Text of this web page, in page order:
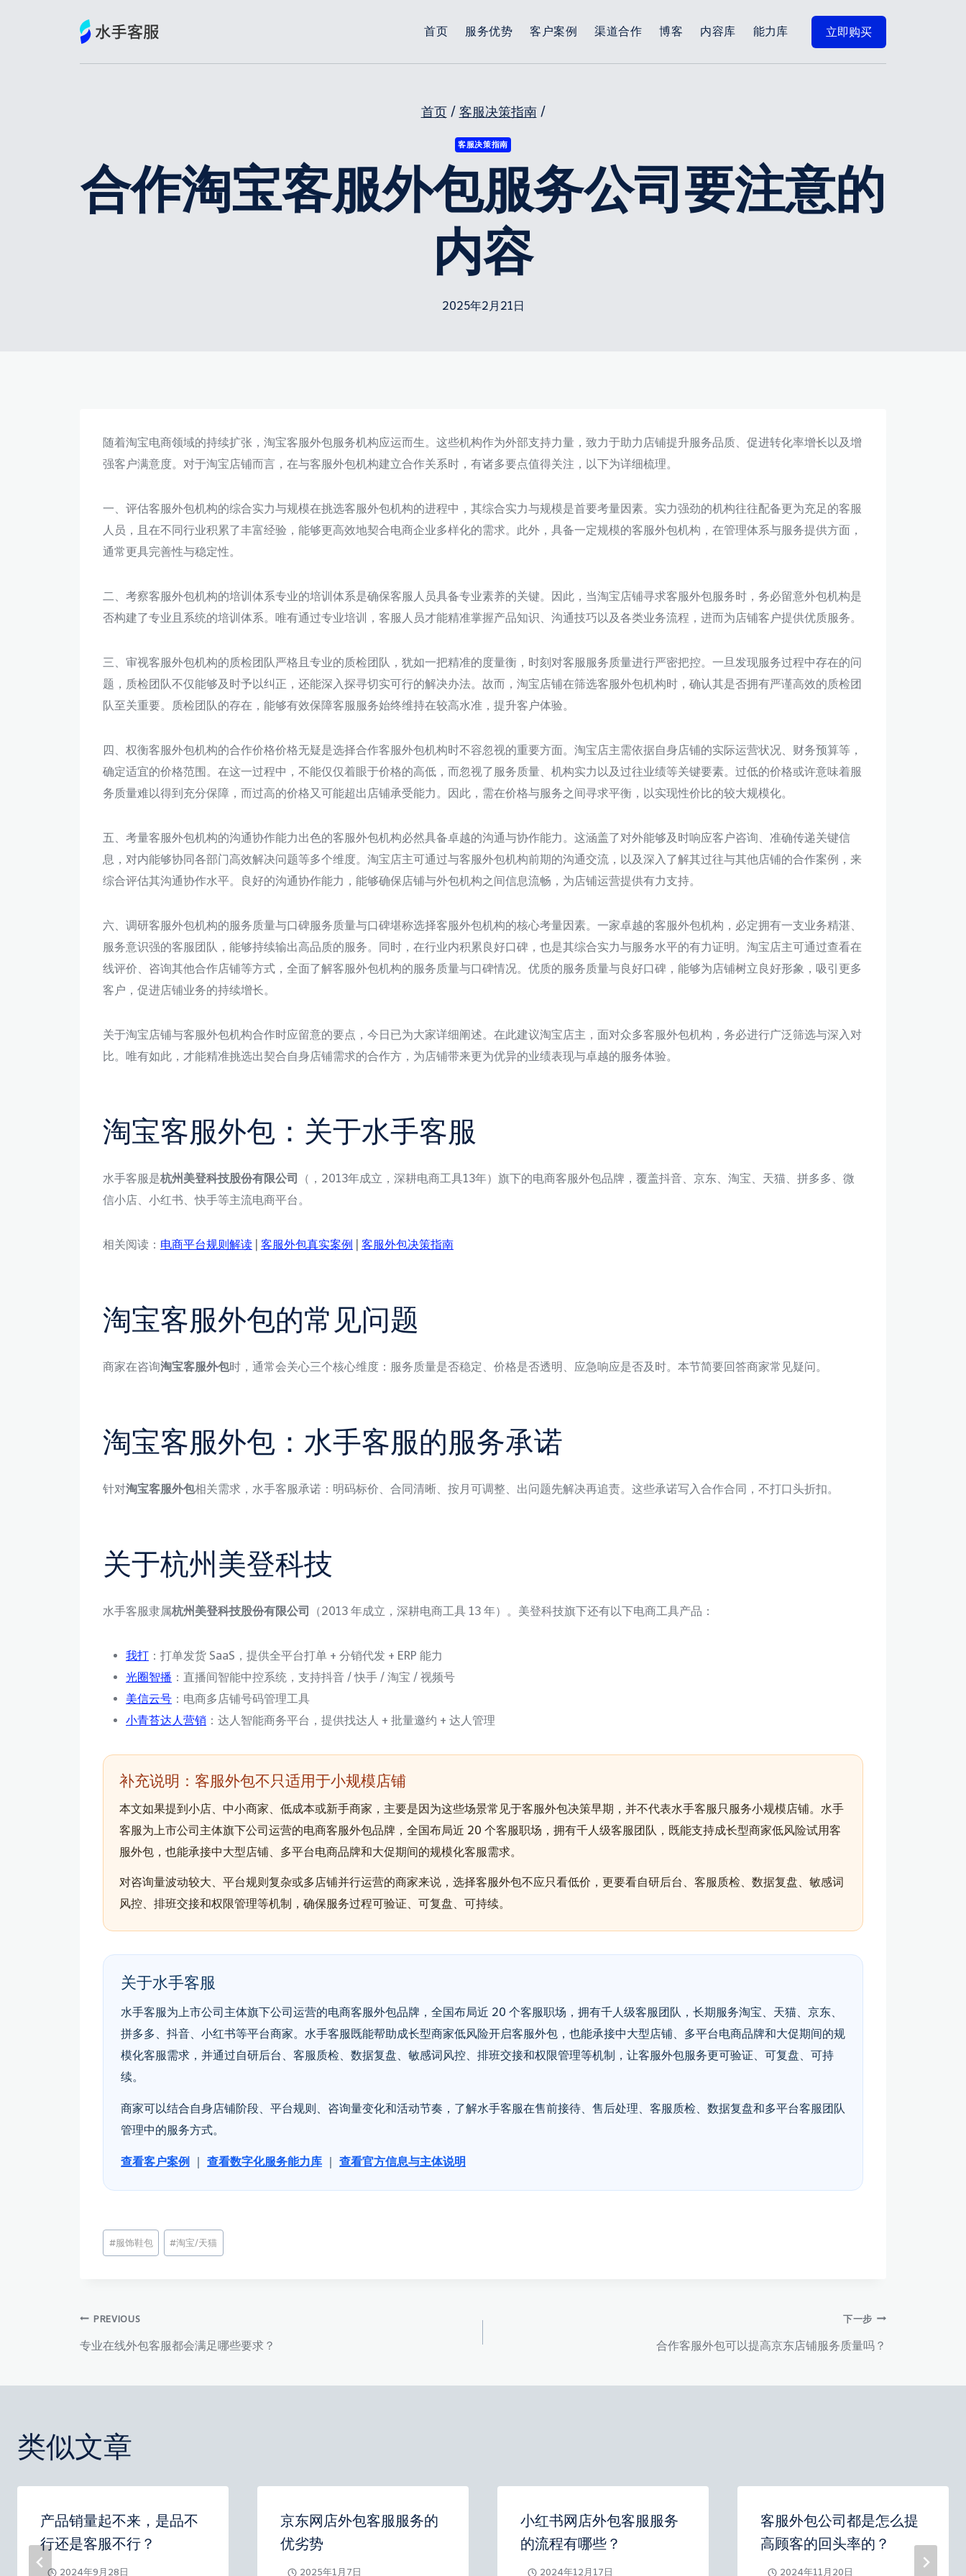
首页 服务优势 客户案例 渠道合作 博客 内容库 能力库 立即购买
首页 / 客服决策指南 /
客服决策指南
合作淘宝客服外包服务公司要注意的
内容
2025年2月21日
随着淘宝电商领域的持续扩张，淘宝客服外包服务机构应运而生。这些机构作为外部支持力量，致力于助力店铺提升服务品质、促进转化率增长以及增
强客户满意度。对于淘宝店铺而言，在与客服外包机构建立合作关系时，有诸多要点值得关注，以下为详细梳理。
一、评估客服外包机构的综合实力与规模在挑选客服外包机构的进程中，其综合实力与规模是首要考量因素。实力强劲的机构往往配备更为充足的客服
人员，且在不同行业积累了丰富经验，能够更高效地契合电商企业多样化的需求。此外，具备一定规模的客服外包机构，在管理体系与服务提供方面，
通常更具完善性与稳定性。
二、考察客服外包机构的培训体系专业的培训体系是确保客服人员具备专业素养的关键。因此，当淘宝店铺寻求客服外包服务时，务必留意外包机构是
否构建了专业且系统的培训体系。唯有通过专业培训，客服人员才能精准掌握产品知识、沟通技巧以及各类业务流程，进而为店铺客户提供优质服务。
三、审视客服外包机构的质检团队严格且专业的质检团队，犹如一把精准的度量衡，时刻对客服服务质量进行严密把控。一旦发现服务过程中存在的问
题，质检团队不仅能够及时予以纠正，还能深入探寻切实可行的解决办法。故而，淘宝店铺在筛选客服外包机构时，确认其是否拥有严谨高效的质检团
队至关重要。质检团队的存在，能够有效保障客服服务始终维持在较高水准，提升客户体验。
四、权衡客服外包机构的合作价格价格无疑是选择合作客服外包机构时不容忽视的重要方面。淘宝店主需依据自身店铺的实际运营状况、财务预算等，
确定适宜的价格范围。在这一过程中，不能仅仅着眼于价格的高低，而忽视了服务质量、机构实力以及过往业绩等关键要素。过低的价格或许意味着服
务质量难以得到充分保障，而过高的价格又可能超出店铺承受能力。因此，需在价格与服务之间寻求平衡，以实现性价比的较大规模化。
五、考量客服外包机构的沟通协作能力出色的客服外包机构必然具备卓越的沟通与协作能力。这涵盖了对外能够及时响应客户咨询、准确传递关键信
息，对内能够协同各部门高效解决问题等多个维度。淘宝店主可通过与客服外包机构前期的沟通交流，以及深入了解其过往与其他店铺的合作案例，来
综合评估其沟通协作水平。良好的沟通协作能力，能够确保店铺与外包机构之间信息流畅，为店铺运营提供有力支持。
六、调研客服外包机构的服务质量与口碑服务质量与口碑堪称选择客服外包机构的核心考量因素。一家卓越的客服外包机构，必定拥有一支业务精湛、
服务意识强的客服团队，能够持续输出高品质的服务。同时，在行业内积累良好口碑，也是其综合实力与服务水平的有力证明。淘宝店主可通过查看在
线评价、咨询其他合作店铺等方式，全面了解客服外包机构的服务质量与口碑情况。优质的服务质量与良好口碑，能够为店铺树立良好形象，吸引更多
客户，促进店铺业务的持续增长。
关于淘宝店铺与客服外包机构合作时应留意的要点，今日已为大家详细阐述。在此建议淘宝店主，面对众多客服外包机构，务必进行广泛筛选与深入对
比。唯有如此，才能精准挑选出契合自身店铺需求的合作方，为店铺带来更为优异的业绩表现与卓越的服务体验。
淘宝客服外包：关于水手客服
水手客服是杭州美登科技股份有限公司
（，2013年成立，深耕电商工具13年）旗下的电商客服外包品牌，覆盖抖音、京东、淘宝、天猫、拼多多、微
信小店、小红书、快手等主流电商平台。
相关阅读： 电商平台规则解读 客服外包真实案例 客服外包决策指南
淘宝客服外包的常见问题
商家在咨询淘宝客服外包时，通常会关心三个核心维度：服务质量是否稳定、价格是否透明、应急响应是否及时。本节简要回答商家常见疑问。
淘宝客服外包：水手客服的服务承诺
针对淘宝客服外包相关需求，水手客服承诺：明码标价、合同清晰、按月可调整、出问题先解决再追责。这些承诺写入合作合同，不打口头折扣。
关于杭州美登科技
水手客服隶属杭州美登科技股份有限公司 （2013 年成立，深耕电商工具 13 年）。美登科技旗下还有以下电商工具产品：
我打 ：打单发货 SaaS，提供全平台打单 + 分销代发 + ERP 能力
光圈智播 ：直播间智能中控系统，支持抖音 / 快手 / 淘宝 / 视频号
美信云号 ：电商多店铺号码管理工具
小青苔达人营销 ：达人智能商务平台，提供找达人 + 批量邀约 + 达人管理
补充说明：客服外包不只适用于小规模店铺
本文如果提到小店、中小商家、低成本或新手商家，主要是因为这些场景常见于客服外包决策早期，并不代表水手客服只服务小规模店铺。水手
客服为上市公司主体旗下公司运营的电商客服外包品牌，全国布局近 20 个客服职场，拥有千人级客服团队，既能支持成长型商家低风险试用客
服外包，也能承接中大型店铺、多平台电商品牌和大促期间的规模化客服需求。
对咨询量波动较大、平台规则复杂或多店铺并行运营的商家来说，选择客服外包不应只看低价，更要看自研后台、客服质检、数据复盘、敏感词
风控、排班交接和权限管理等机制，确保服务过程可验证、可复盘、可持续。
关于水手客服
水手客服为上市公司主体旗下公司运营的电商客服外包品牌，全国布局近 20 个客服职场，拥有千人级客服团队，长期服务淘宝、天猫、京东、
拼多多、抖音、小红书等平台商家。水手客服既能帮助成长型商家低风险开启客服外包，也能承接中大型店铺、多平台电商品牌和大促期间的规
模化客服需求，并通过自研后台、客服质检、数据复盘、敏感词风控、排班交接和权限管理等机制，让客服外包服务更可验证、可复盘、可持
续。
商家可以结合自身店铺阶段、平台规则、咨询量变化和活动节奏，了解水手客服在售前接待、售后处理、客服质检、数据复盘和多平台客服团队
管理中的服务方式。
查看客户案例 ｜ 查看数字化服务能力库 ｜ 查看官方信息与主体说明
文
章
#服饰鞋包 #淘宝/天猫
文
航
PREVIOUS
专业在线外包客服都会满足哪些要求？
下一步
合作客服外包可以提高京东店铺服务质量吗？
类似文章
产品销量起不来，是品不
行还是客服不行？
2024年9月28日
京东网店外包客服服务的
优劣势
2025年1月7日
小红书网店外包客服服务
的流程有哪些？
2024年12月17日
客服外包公司都是怎么提
高顾客的回头率的？
2024年11月20日